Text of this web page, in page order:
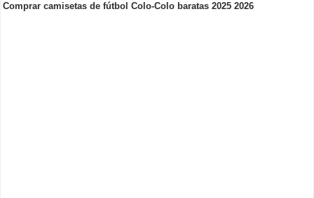
Comprar camisetas de fútbol Colo-Colo baratas 2025 2026